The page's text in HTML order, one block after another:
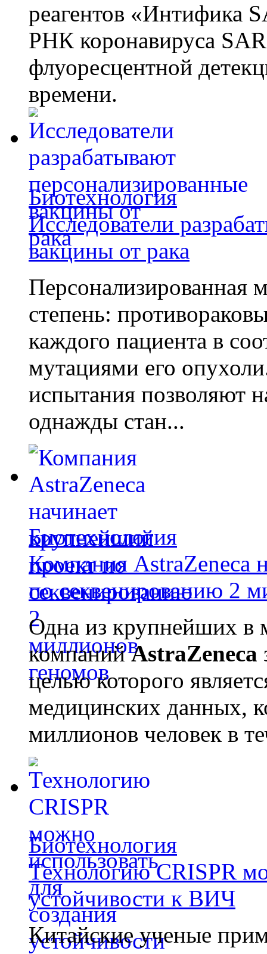
реагентов «Интифика
РНК коронавируса
флуоресцентной
времени.
Биотехнология
Исследователи
вакцины от рака
Персонализированная
степень:
каждого пациента в
мутациями его
испытания позволяют
однажды стан...
Биотехнология
Компания AstraZeneca
по секвенированию 2
Одна из крупнейших в
компанийAstraZeneca
целью которого
медицинских данных,
миллионов человек в
Биотехнология
Технологию CRISPR
устойчивости к ВИЧ
Китайские ученые